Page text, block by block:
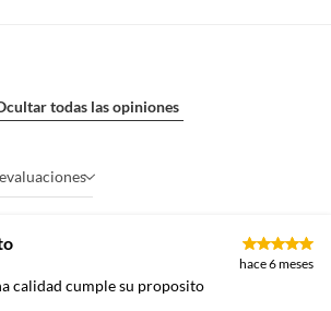
todas las opiniones
hace 6 meses
calidad cumple su proposito